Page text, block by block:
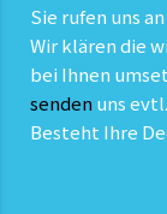
Sie rufen uns
Wir klären die
bei Ihnen
senden uns
Besteht Ihre